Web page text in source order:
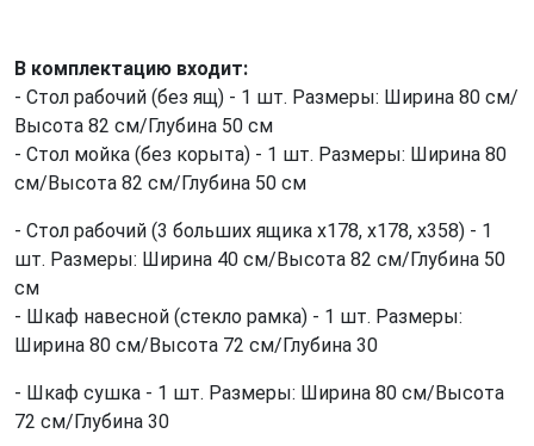
В комплектацию входит:
- Стол рабочий (без ящ) - 1 шт. Размеры: Ширина 80 см/
Высота 82 см/Глубина 50 см
- Стол мойка (без корыта) - 1 шт. Размеры: Ширина 80
см/Высота 82 см/Глубина 50 см
- Стол рабочий (3 больших ящика х178, х178, х358) - 1
шт. Размеры: Ширина 40 см/Высота 82 см/Глубина 50
см
- Шкаф навесной (стекло рамка) - 1 шт. Размеры:
Ширина 80 см/Высота 72 см/Глубина 30
- Шкаф сушка - 1 шт. Размеры: Ширина 80 см/Высота
72 см/Глубина 30